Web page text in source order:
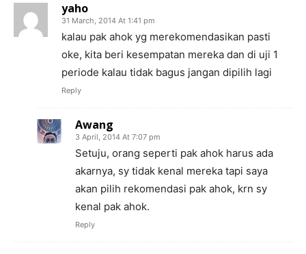
yaho
31 March, 2014 At 1:41 pm
kalau pak ahok yg merekomendasikan pasti
oke, kita beri kesempatan mereka dan di uji 1
periode kalau tidak bagus jangan dipilih lagi
Reply
Awang
3 April, 2014 At 7:07 pm
Setuju, orang seperti pak ahok harus ada
akarnya, sy tidak kenal mereka tapi saya
akan pilih rekomendasi pak ahok, krn sy
kenal pak ahok.
Reply